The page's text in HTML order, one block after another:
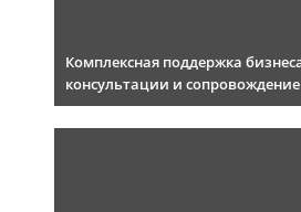
Комплексная поддержка
консультации и сопровождение